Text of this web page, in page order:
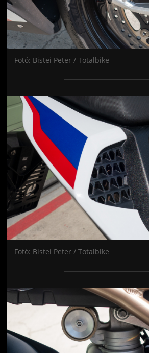
Fotó: Bistei Peter / Totalbike
Jön még kép!
Fotó: Bistei Peter / Totalbike
Jön még kép!